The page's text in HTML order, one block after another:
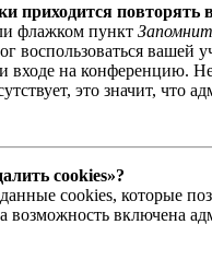
приходится повторять
флажком пункт
воспользоваться
входе на конференцию.
это значит, что
cookies»?
cookies, которые
возможность включена